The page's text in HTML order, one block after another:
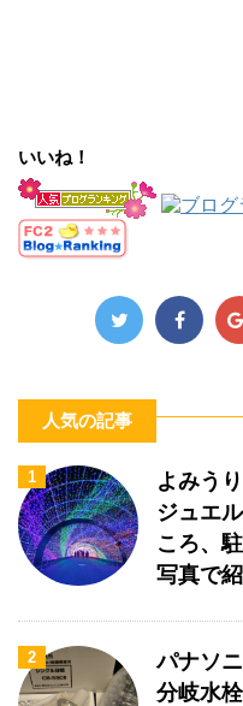
いいね！
人気の記事
1
よみう
ジュエ
ころ、
写真で
2
パナソ
分岐水